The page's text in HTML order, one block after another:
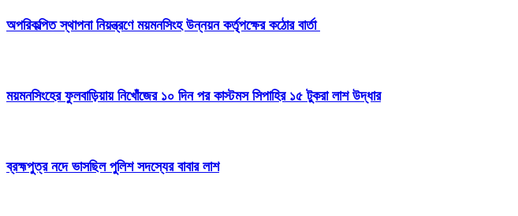
অপরিকল্পিত স্থাপনা নিয়ন্ত্রণে ময়মনসিংহ উন্নয়ন কর্তৃপক্ষের কঠোর বার্তা
ময়মনসিংহের ফুলবাড়িয়ায় নিখোঁজের ১০ দিন পর কাস্টমস সিপাহির ১৫ টুকরা লাশ উদ্ধার
ব্রহ্মপুত্র নদে ভাসছিল পুলিশ সদস্যের বাবার লাশ